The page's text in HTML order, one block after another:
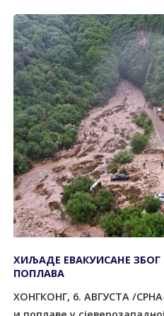
ХИЉАДЕ ЕВАКУИСАНЕ
ПОПЛАВА
ХОНГКОНГ, 6. АВГУСТА /